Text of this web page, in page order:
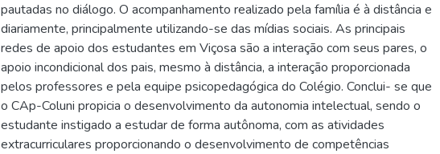
pautadas no diálogo. O acompanhamento realizado pela família é à distância e
diariamente, principalmente utilizando-se das mídias sociais. As principais
redes de apoio dos estudantes em Viçosa são a interação com seus pares, o
apoio incondicional dos pais, mesmo à distância, a interação proporcionada
pelos professores e pela equipe psicopedagógica do Colégio. Conclui- se que
o CAp-Coluni propicia o desenvolvimento da autonomia intelectual, sendo o
estudante instigado a estudar de forma autônoma, com as atividades
extracurriculares proporcionando o desenvolvimento de competências